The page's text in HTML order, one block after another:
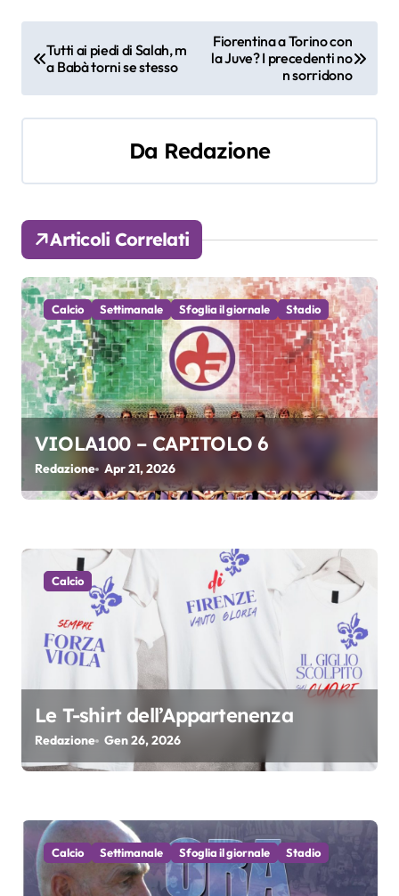
a
v
g
a
z
i
o
n
e
a
r
i
i
Tutti ai piedi di Salah, m
a Babà torni se stesso
Fiorentina a Torino con
la Juve? I precedenti no
n sorridono
Da Redazione
Articoli Correlati
Calcio Settimanale Sfoglia il giornale Stadio
VIOLA100 – CAPITOLO 6
Redazione Apr 21, 2026
Calcio
Le T-shirt dell’Appartenenza
Redazione Gen 26, 2026
Calcio Settimanale Sfoglia il giornale Stadio